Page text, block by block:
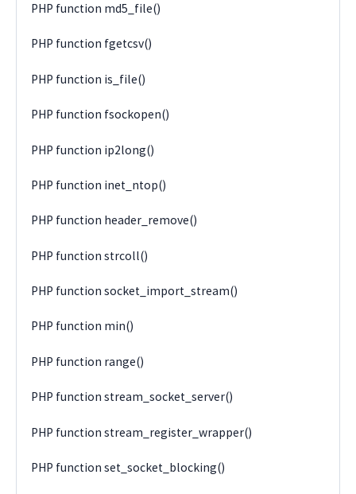
PHP function md5_file()
PHP function fgetcsv()
PHP function is_file()
PHP function fsockopen()
PHP function ip2long()
PHP function inet_ntop()
PHP function header_remove()
PHP function strcoll()
PHP function socket_import_stream()
PHP function min()
PHP function range()
PHP function stream_socket_server()
PHP function stream_register_wrapper()
PHP function set_socket_blocking()